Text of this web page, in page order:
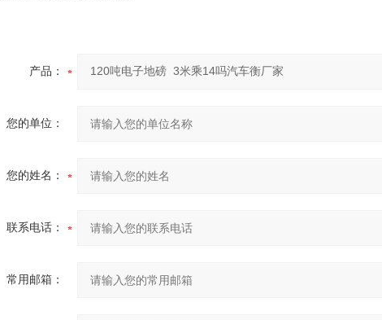
产品：
您的单位：
您的姓名：
联系电话：
常用邮箱：